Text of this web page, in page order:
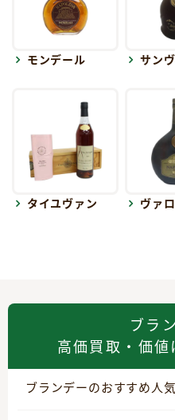
モンデール サン
タイユヴァン ヴァ
ブラ
高価買取・価値
ブランデーのおすすめ人